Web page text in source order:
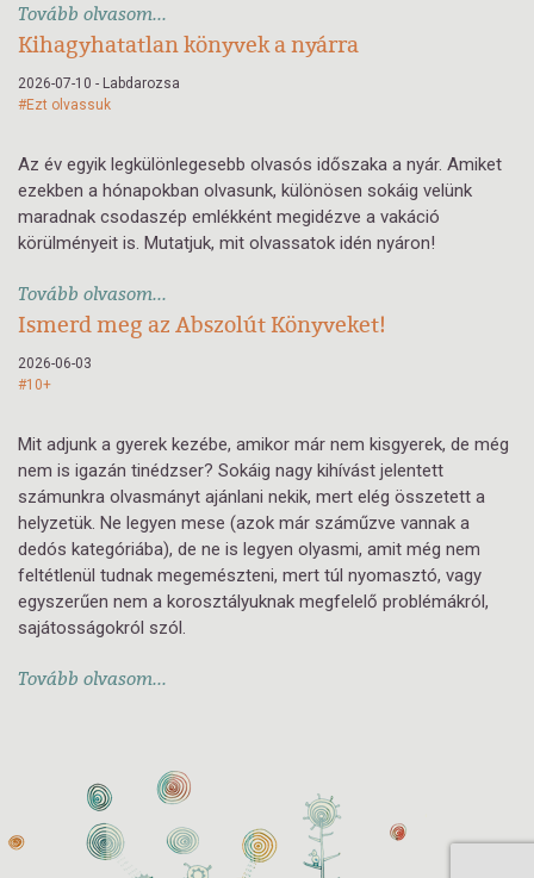
Tovább olvasom...
Kihagyhatatlan könyvek a nyárra
2026-07-10 - Labdarozsa
#Ezt olvassuk
Az év egyik legkülönlegesebb olvasós időszaka a nyár. Amiket
ezekben a hónapokban olvasunk, különösen sokáig velünk
maradnak csodaszép emlékként megidézve a vakáció
körülményeit is. Mutatjuk, mit olvassatok idén nyáron!
Tovább olvasom...
Ismerd meg az Abszolút Könyveket!
2026-06-03
#10+
Mit adjunk a gyerek kezébe, amikor már nem kisgyerek, de még
nem is igazán tinédzser? Sokáig nagy kihívást jelentett
számunkra olvasmányt ajánlani nekik, mert elég összetett a
helyzetük. Ne legyen mese (azok már száműzve vannak a
dedós kategóriába), de ne is legyen olyasmi, amit még nem
feltétlenül tudnak megemészteni, mert túl nyomasztó, vagy
egyszerűen nem a korosztályuknak megfelelő problémákról,
sajátosságokról szól.
Tovább olvasom...